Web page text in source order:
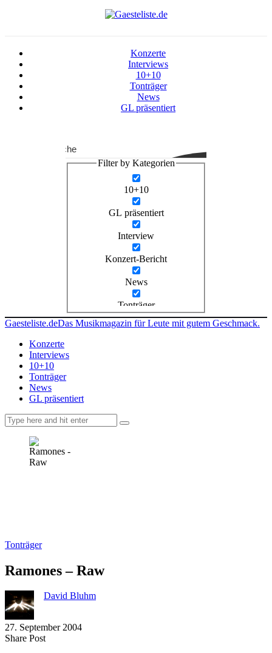
Konzerte
Interviews
10+10
Tonträger
News
GL präsentiert
Suche
Filter by Kategorien
10+10
GL präsentiert
Interview
Konzert-Bericht
News
Tonträger
Gaesteliste.deDas Musikmagazin für Leute mit gutem Geschmack.
Konzerte
Interviews
10+10
Tonträger
News
GL präsentiert
Tonträger
Ramones – Raw
David Bluhm
27. September 2004
Share PostShare
Copy
Send